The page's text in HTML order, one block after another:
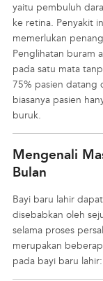
yaitu pembuluh
ke retina. Penyakit
memerlukan
Penglihatan buram
pada satu mata
75% pasien datang
biasanya pasien
buruk.
Mengenali
Bulan
Bayi baru lahir
disebabkan oleh
selama proses
merupakan
pada bayi baru lahir: